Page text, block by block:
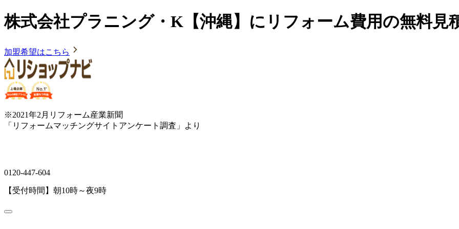
株式会社プラニング・K【沖縄】にリフォーム費用の無料見
加盟希望はこちら
※2021年2月リフォーム産業新聞
「リフォームマッチングサイトアンケート調査」より
0120-447-604
【受付時間】朝10時～夜9時